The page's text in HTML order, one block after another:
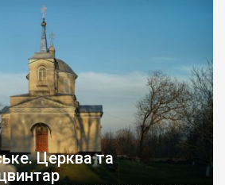
кам’яними хрестами. Всі епітафії, які
кирилицею, церковнослов’янською
ознаками – цвинтар
19 століттям. У 1924-1940
Церква та